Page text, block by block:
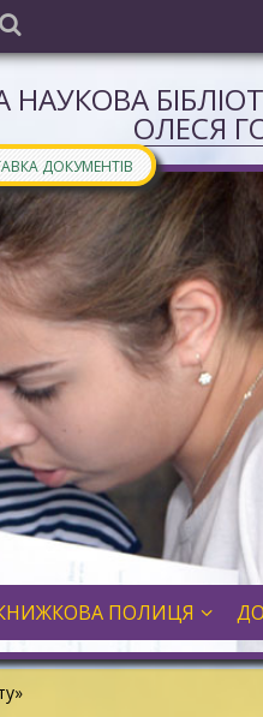
ОЛЕСЯ
ДОКУМЕНТІВ
ПОЛИЦЯ